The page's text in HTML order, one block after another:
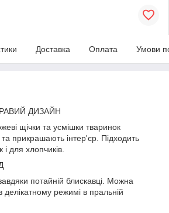
Доставка Оплата Умови
ДИЗАЙН
щічки та усмішки тваринок
прикрашають інтер'єр. Підходить
і для хлопчиків.
потайній блискавці. Можна
делікатному режимі в пральній